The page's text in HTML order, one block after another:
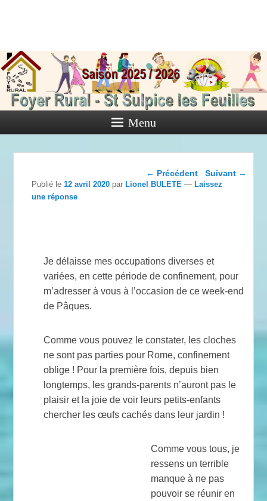
de Saint
Sulpice les
Feuilles
Activités diverses de l'Association
Menu
Navigation dans les
articles
← Précédent Suivant →
Publié le12 avril 2020 parLionel BULETE —Laissez
une réponse
Je délaisse mes occupations diverses et
variées, en cette période de confinement, pour
m’adresser à vous à l’occasion de ce week-end
de Pâques.
Comme vous pouvez le constater, les cloches
ne sont pas parties pour Rome, confinement
oblige ! Pour la première fois, depuis bien
longtemps, les grands-parents n’auront pas le
plaisir et la joie de voir leurs petits-enfants
chercher les œufs cachés dans leur jardin !
Comme vous tous, je
ressens un terrible
manque à ne pas
pouvoir se réunir en